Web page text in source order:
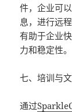
件，企业可
息，进行远
有助于企业
力和稳定性。
七、培训与
通过